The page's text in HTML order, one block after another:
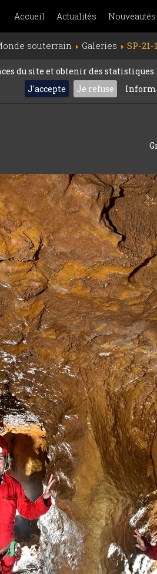
Accueil Actualités Nouveautés
souterrain Galeries SP-21-
du site et obtenir des
J'accepte
Je refuse